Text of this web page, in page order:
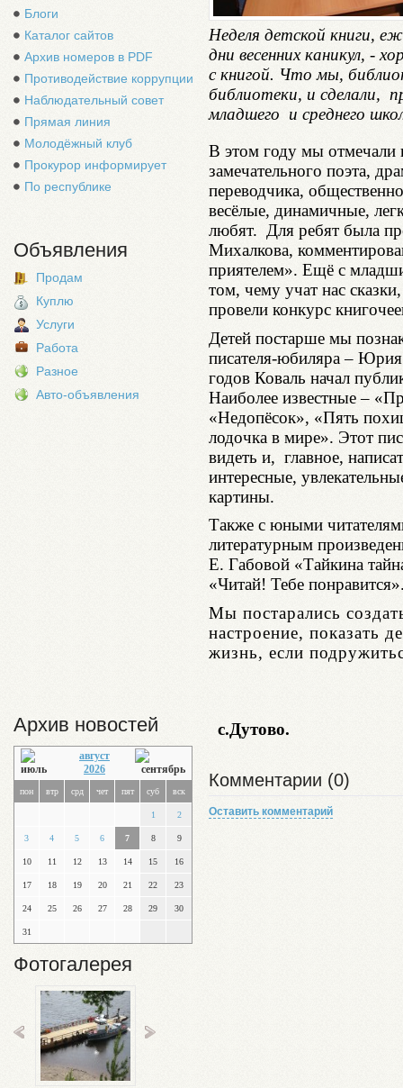
Блоги
Каталог сайтов
Архив номеров в PDF
Противодействие коррупции
Наблюдательный совет
Прямая линия
Молодёжный клуб
Прокурор информирует
По республике
Объявления
Продам
Куплю
Услуги
Работа
Разное
Авто-объявления
Архив новостей
август
2026
пон втр срд чет пят суб вск
1 2
3 4 5 6 7 8 9
10 11 12 13 14 15 16
17 18 19 20 21 22 23
24 25 26 27 28 29 30
31
Фотогалерея
Неделя детской книги,
дни весенних каникул, -
с книгой. Что мы,
библиотеки, и сделали,
младшего и среднего
В этом году мы
замечательного поэта,
переводчика,
весёлые, динамичные,
любят. Для ребят была
Михалкова,
приятелем». Ещё с
том, чему учат нас
провели конкурс
Детей постарше мы
писателя-юбиляра –
годов Коваль начал
Наиболее известные –
«Недопёсок», «Пять
лодочка в мире». Этот
видеть и, главное,
интересные,
картины.
Также с юными
литературным
Е. Габовой «Тайкина
«Читай! Тебе
Мы постарались
настроение, показать
жизнь, если
с.Дутово.
Комментарии (0)
Оставить комментарий